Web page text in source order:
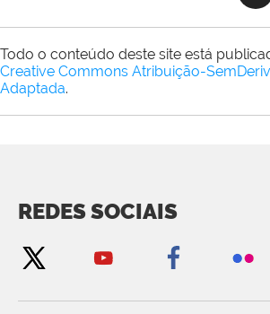
Todo o conteúdo deste site está
Creative Commons Atribuição-
Adaptada.
REDES SOCIAIS